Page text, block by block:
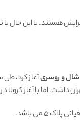
هستند. با این حال با
شال و روسری
5 می باشد.